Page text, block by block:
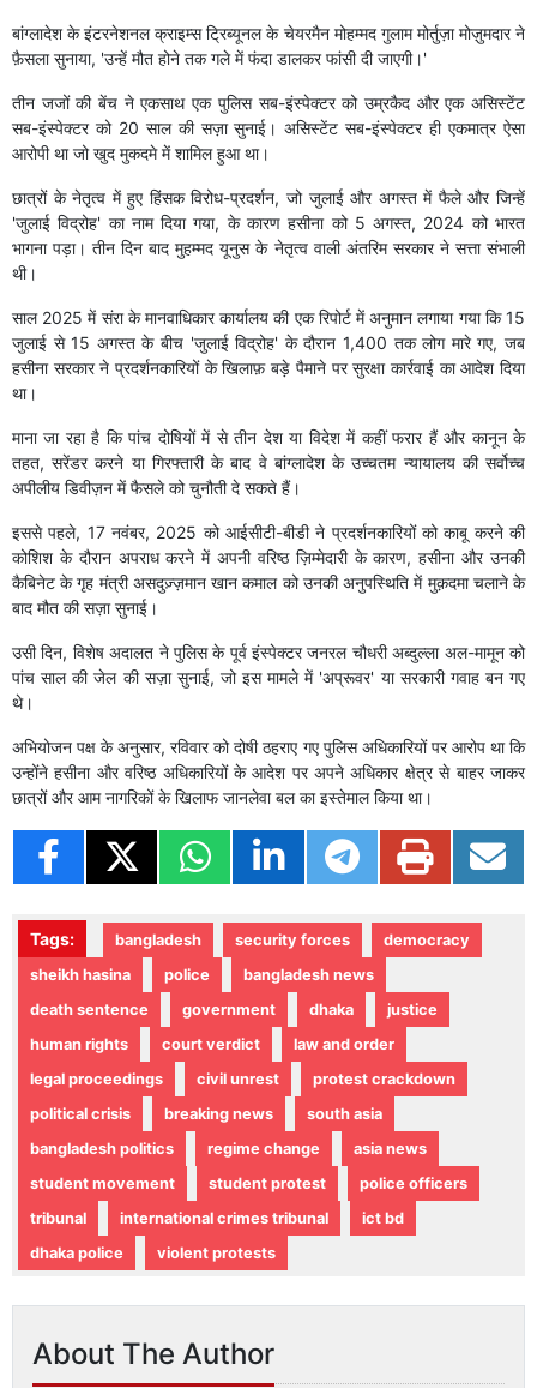
बांग्लादेश के इंटरनेशनल क्राइम्स ट्रिब्यूनल के चेयरमैन मोहम्मद गुलाम मोर्तुज़ा मोज़ुमदार ने
फ़ैसला सुनाया, 'उन्हें मौत होने तक गले में फंदा डालकर फांसी दी जाएगी।'
तीन जजों की बेंच ने एकसाथ एक पुलिस सब-इंस्पेक्टर को उम्रकैद और एक असिस्टेंट
सब-इंस्पेक्टर को 20 साल की सज़ा सुनाई। असिस्टेंट सब-इंस्पेक्टर ही एकमात्र ऐसा
आरोपी था जो खुद मुकदमे में शामिल हुआ था।
छात्रों के नेतृत्व में हुए हिंसक विरोध-प्रदर्शन, जो जुलाई और अगस्त में फैले और जिन्हें
'जुलाई विद्रोह' का नाम दिया गया, के कारण हसीना को 5 अगस्त, 2024 को भारत
भागना पड़ा। तीन दिन बाद मुहम्मद यूनुस के नेतृत्व वाली अंतरिम सरकार ने सत्ता संभाली
थी।
साल 2025 में संरा के मानवाधिकार कार्यालय की एक रिपोर्ट में अनुमान लगाया गया कि 15
जुलाई से 15 अगस्त के बीच 'जुलाई विद्रोह' के दौरान 1,400 तक लोग मारे गए, जब
हसीना सरकार ने प्रदर्शनकारियों के खिलाफ़ बड़े पैमाने पर सुरक्षा कार्रवाई का आदेश दिया
था।
माना जा रहा है कि पांच दोषियों में से तीन देश या विदेश में कहीं फरार हैं और कानून के
तहत, सरेंडर करने या गिरफ्तारी के बाद वे बांग्लादेश के उच्चतम न्यायालय की सर्वोच्च
अपीलीय डिवीज़न में फैसले को चुनौती दे सकते हैं।
इससे पहले, 17 नवंबर, 2025 को आईसीटी-बीडी ने प्रदर्शनकारियों को काबू करने की
कोशिश के दौरान अपराध करने में अपनी वरिष्ठ ज़िम्मेदारी के कारण, हसीना और उनकी
कैबिनेट के गृह मंत्री असदुज़्ज़मान खान कमाल को उनकी अनुपस्थिति में मुक़दमा चलाने के
बाद मौत की सज़ा सुनाई।
उसी दिन, विशेष अदालत ने पुलिस के पूर्व इंस्पेक्टर जनरल चौधरी अब्दुल्ला अल-मामून को
पांच साल की जेल की सज़ा सुनाई, जो इस मामले में 'अप्रूवर' या सरकारी गवाह बन गए
थे।
अभियोजन पक्ष के अनुसार, रविवार को दोषी ठहराए गए पुलिस अधिकारियों पर आरोप था कि
उन्होंने हसीना और वरिष्ठ अधिकारियों के आदेश पर अपने अधिकार क्षेत्र से बाहर जाकर
छात्रों और आम नागरिकों के खिलाफ जानलेवा बल का इस्तेमाल किया था।
Tags: bangladesh security forces
democracy
sheikh hasina
police
bangladesh news
death sentence
government dhaka
justice
human rights
court verdict
law and order
legal proceedings
civil unrest
protest crackdown
political crisis
breaking news
south asia
bangladesh politics
regime change
asia news
student movement
student protest
police officers
tribunal
international crimes tribunal
ict bd
dhaka police
violent protests
About The Author